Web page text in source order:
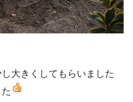
大きくしてもらいました